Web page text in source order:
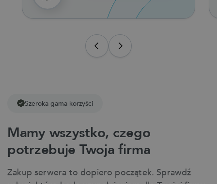
Szeroka gama korzyści
Mamy wszystko, czego
potrzebuje Twoja firma
Zakup serwera to dopiero początek. Sprawdź